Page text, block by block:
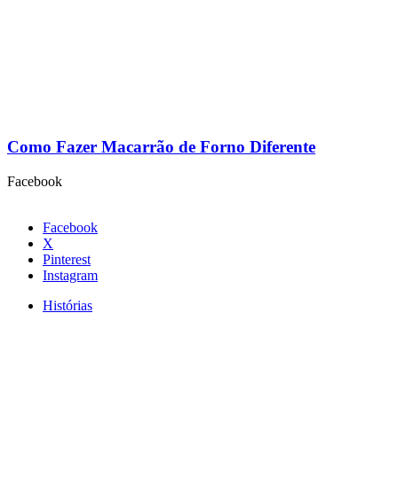
Como Fazer Macarrão de Forno Diferente
Facebook
Facebook
X
Pinterest
Instagram
Histórias